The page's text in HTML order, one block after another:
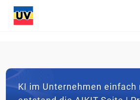
Skip
KI
im
Unternehmen
KI im Unternehmen einfach